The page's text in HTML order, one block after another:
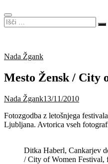
Išči
…
Nada Žgank
Mesto Žensk / City
Nada Žgank13/11/2010
Fotozgodba z letošnjega
Ljubljana. Avtorica vseh
Ditka Haberl, Cankarjev
/ City of Women Festival,